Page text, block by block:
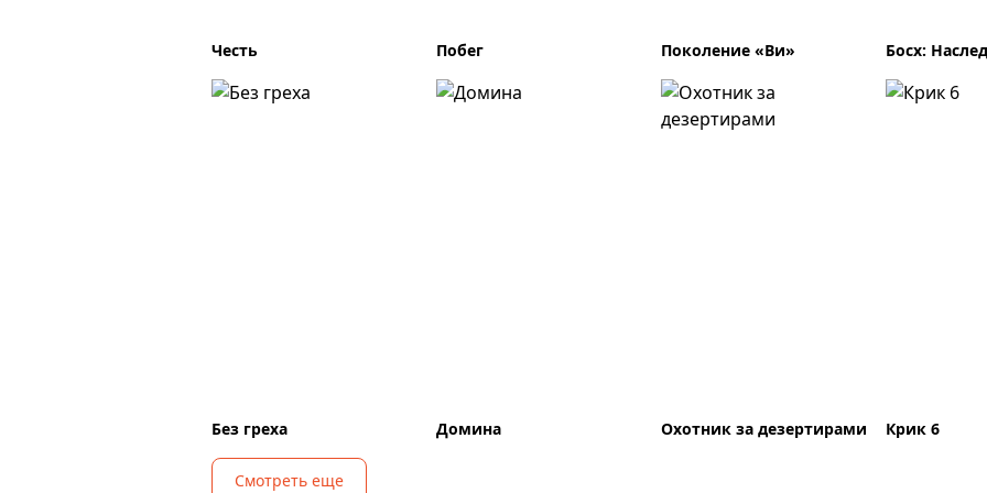
Честь Побег Поколение «Ви» Босх:
Без греха Домина Охотник за дезертирами Крик 6
Смотреть еще